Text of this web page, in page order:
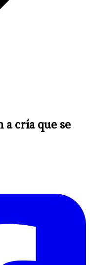
a cría que se